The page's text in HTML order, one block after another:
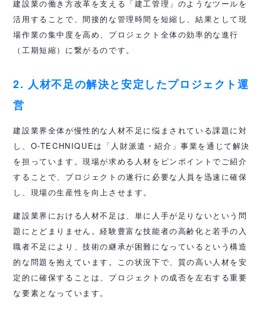
建設業の働き方改革を支える「建工管理」のようなツールを
活用することで、間接的な管理時間を短縮し、結果として現
場作業の集中度を高め、プロジェクト全体の効率的な進行
（工期短縮）に繋がるのです。
2. 人材不足の解決と安定したプロジェクト運
営
建設業界全体が慢性的な人材不足に悩まされている課題に対
し、O-TECHNIQUEは「人財派遣・紹介」事業を通じて解決
を担っています。現場が求める人材をピンポイントでご紹介
することで、プロジェクトの遂行に必要な人員を迅速に確保
し、現場の生産性を向上させます。
建設業界における人材不足は、単に人手が足りないという問
題にとどまりません。経験豊富な技能者の高齢化と若手の入
職者不足により、技術の継承が困難になっているという構造
的な問題を抱えています。この状況下で、質の高い人材を安
定的に確保することは、プロジェクトの成否を左右する重要
な要素となっています。